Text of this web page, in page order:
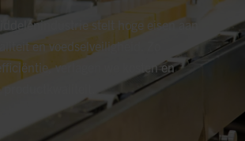
stelt hoge eisen aan
en voedselveiligheid. Zo
verlagen we kosten en